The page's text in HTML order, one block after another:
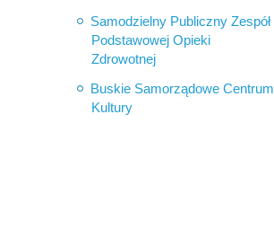
Samodzielny Publiczny Zespół
Podstawowej Opieki
Zdrowotnej
Buskie Samorządowe Centrum
Kultury